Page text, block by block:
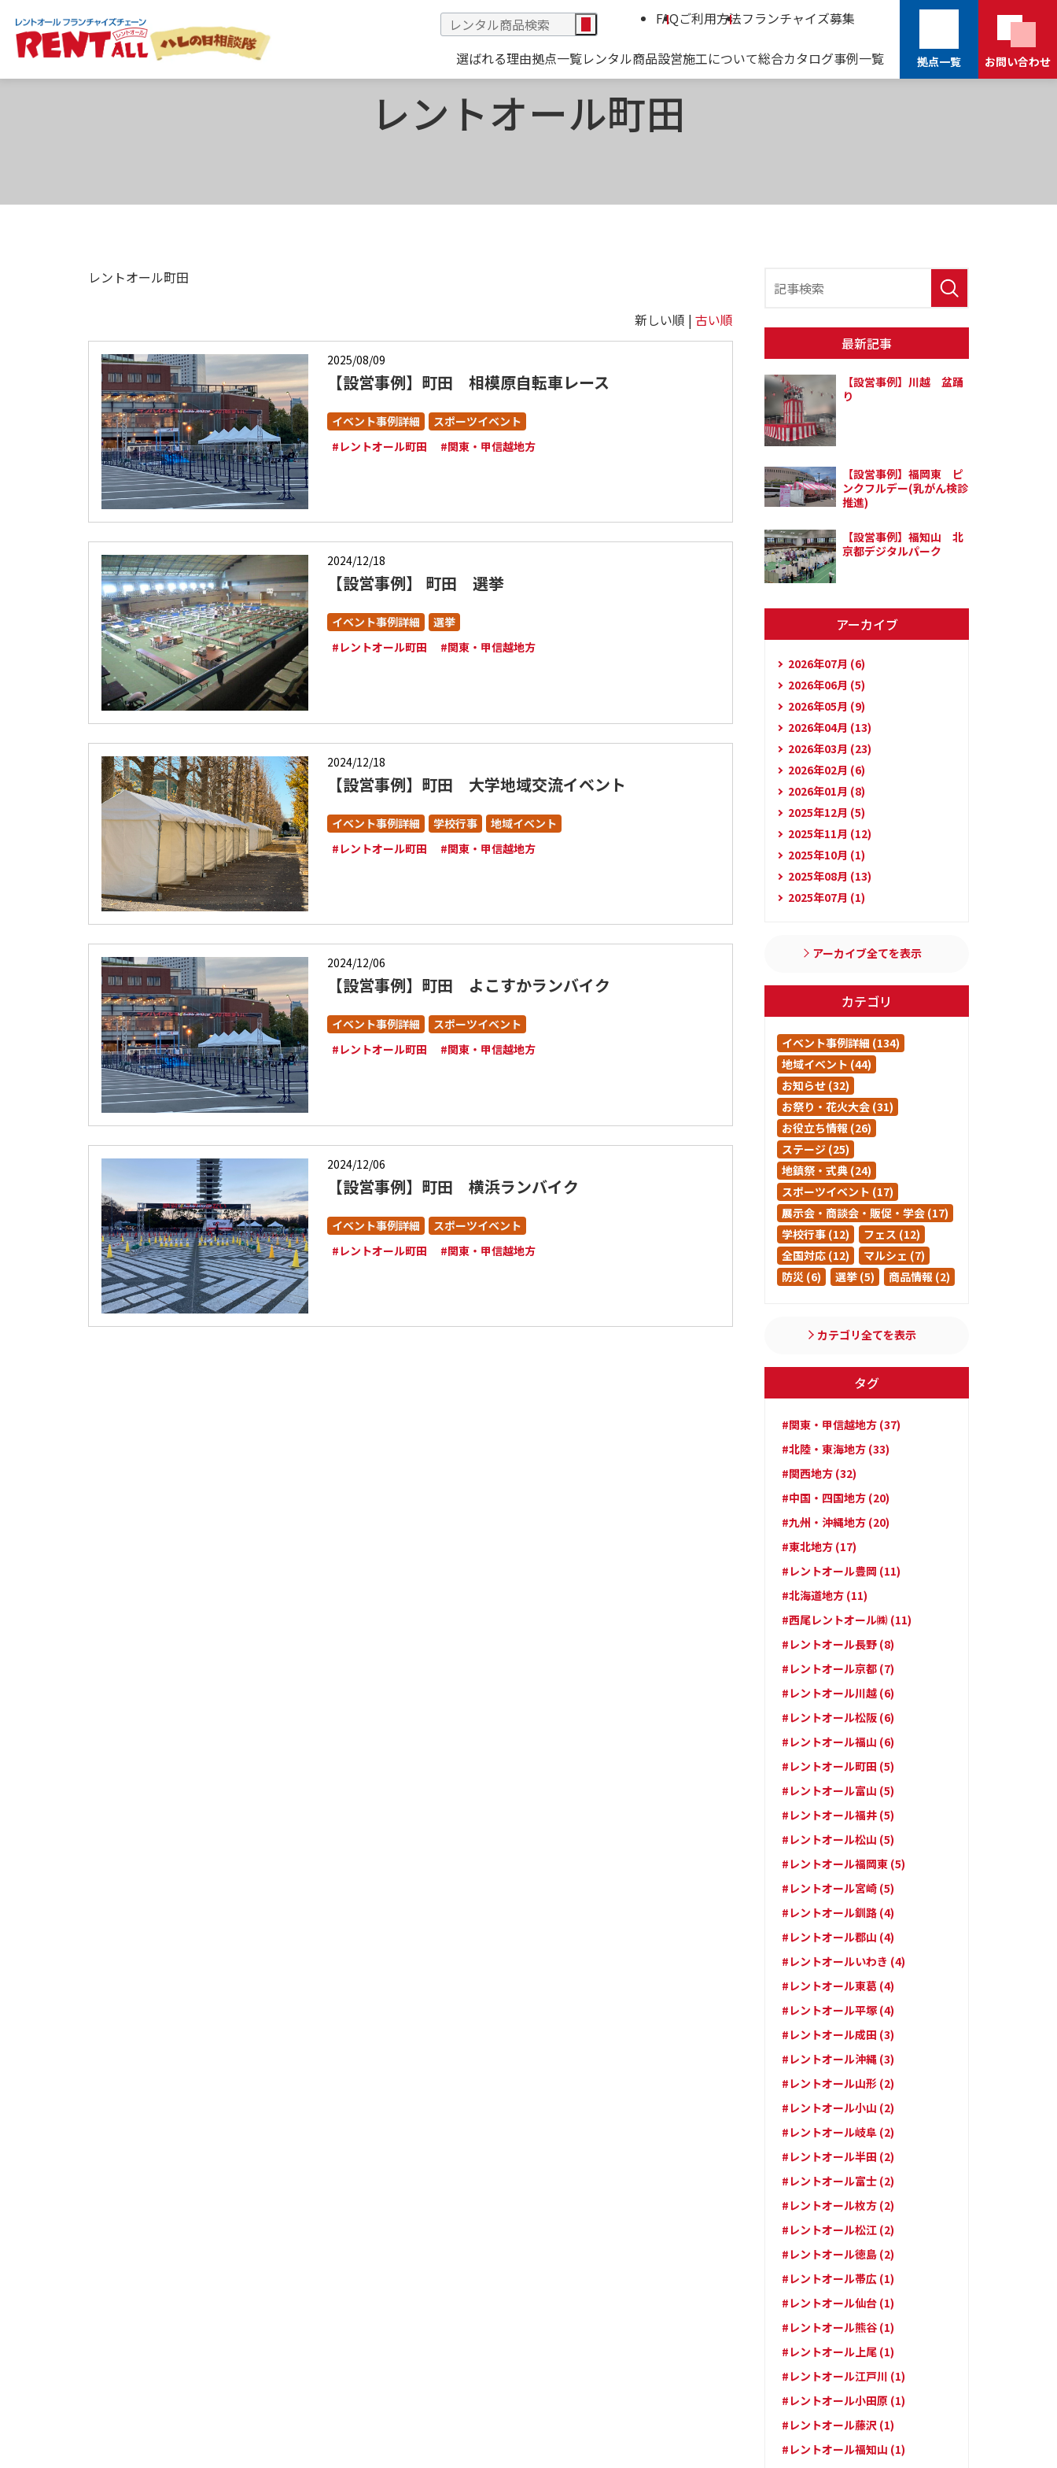
FAQご利用方法フランチャイズ募集
選ばれる理由拠点一覧レンタル商品設営施工について総合カタログ
新しいウィンドウで開きます
事例一覧 拠点一覧 お問い合わせ
HOME
レントオール町田
レントオール町田
新しい順 | 古い順
2025/08/09
【設営事例】町田 相模原自転車レース
イベント事例詳細
スポーツイベント
#レントオール町田
#関東・甲信越地方
2024/12/18
【設営事例】 町田 選挙
イベント事例詳細
選挙
#レントオール町田
#関東・甲信越地方
2024/12/18
【設営事例】町田 大学地域交流イベント
イベント事例詳細 学校行事
地域イベント
#レントオール町田
#関東・甲信越地方
2024/12/06
【設営事例】町田 よこすかランバイク
イベント事例詳細
スポーツイベント
#レントオール町田
#関東・甲信越地方
2024/12/06
【設営事例】町田 横浜ランバイク
イベント事例詳細
スポーツイベント
#レントオール町田
#関東・甲信越地方
最新記事
【設営事例】川越 盆踊
り
【設営事例】福岡東 ピ
ンクフルデー(乳がん検診
推進)
【設営事例】福知山 北
京都デジタルパーク
アーカイブ
2026年07月 (6)
2026年06月 (5)
2026年05月 (9)
2026年04月 (13)
2026年03月 (23)
2026年02月 (6)
2026年01月 (8)
2025年12月 (5)
2025年11月 (12)
2025年10月 (1)
2025年08月 (13)
2025年07月 (1)
アーカイブ全てを表示
カテゴリ
イベント事例詳細 (134)
地域イベント (44)
お知らせ (32)
お祭り・花火大会 (31)
お役立ち情報 (26)
ステージ (25)
地鎮祭・式典 (24)
スポーツイベント (17)
展示会・商談会・販促・学会 (17)
学校行事 (12)
フェス (12)
全国対応 (12)
マルシェ (7)
防災 (6)
選挙 (5) 商品情報 (2)
カテゴリ全てを表示
タグ
#関東・甲信越地方 (37)
#北陸・東海地方 (33)
#関西地方 (32)
#中国・四国地方 (20)
#九州・沖縄地方 (20)
#東北地方 (17)
#レントオール豊岡 (11)
#北海道地方 (11)
#西尾レントオール㈱ (11)
#レントオール長野 (8)
#レントオール京都 (7)
#レントオール川越 (6)
#レントオール松阪 (6)
#レントオール福山 (6)
#レントオール町田 (5)
#レントオール富山 (5)
#レントオール福井 (5)
#レントオール松山 (5)
#レントオール福岡東 (5)
#レントオール宮崎 (5)
#レントオール釧路 (4)
#レントオール郡山 (4)
#レントオールいわき (4)
#レントオール東葛 (4)
#レントオール平塚 (4)
#レントオール成田 (3)
#レントオール沖縄 (3)
#レントオール山形 (2)
#レントオール小山 (2)
#レントオール岐阜 (2)
#レントオール半田 (2)
#レントオール富士 (2)
#レントオール枚方 (2)
#レントオール松江 (2)
#レントオール徳島 (2)
#レントオール帯広 (1)
#レントオール仙台 (1)
#レントオール熊谷 (1)
#レントオール上尾 (1)
#レントオール江戸川 (1)
#レントオール小田原 (1)
#レントオール藤沢 (1)
#レントオール福知山 (1)